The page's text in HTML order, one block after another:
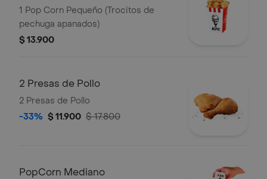
1 Pop Corn Pequeño (Trocitos de
pechuga apanados)
$ 13.900
2 Presas de Pollo
2 Presas de Pollo
-33% $ 11.900 $ 17.800
PopCorn Mediano